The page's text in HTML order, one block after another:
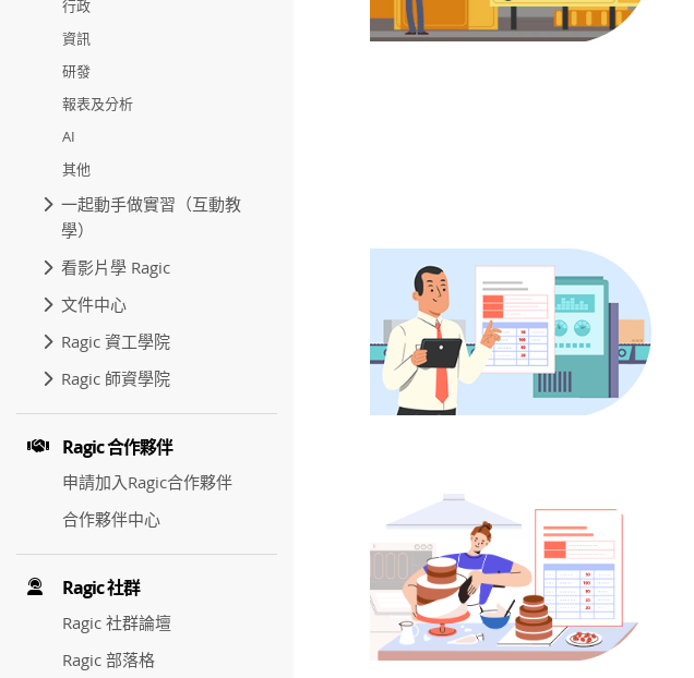
行政
資訊
研發
報表及分析
AI
其他
一起動手做實習（互動教
學）
看影片學 Ragic
文件中心
Ragic 資工學院
Ragic 師資學院
Ragic 合作夥伴
申請加入Ragic合作夥伴
合作夥伴中心
Ragic 社群
Ragic 社群論壇
Ragic 部落格